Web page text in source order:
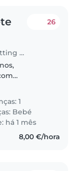
Trabalho de babysitting em Oeiras
26
7 meses.
ensino
de vida
1
Bebé
há 1 mês
8,00 €/hora